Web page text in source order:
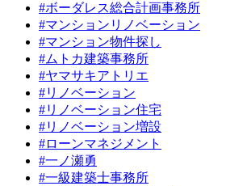
#ボーダレス総合計画事務所
#マンションリノベーション
#マンション物件探し
#ムトカ建築事務所
#ヤマサキアトリエ
#リノベーション
#リノベーション住宅
#リノベーション増設
#ローンマネジメント
#一ノ瀬勇
#一級建築士事務所